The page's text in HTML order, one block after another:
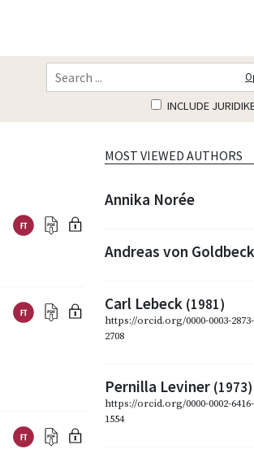
INCLUDE
MOST VIEWED AUTHORS
Annika Norée
Andreas von Goldbeck
Carl Lebeck (1981)
https://orcid.org/0000-0003-2873-
2708
Pernilla Leviner (1973)
https://orcid.org/0000-0002-6416-
1554